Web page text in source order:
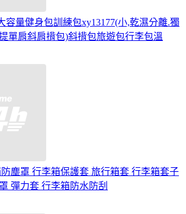
容量健身包訓練包xy13177(小,乾濕分離.獨
單肩斜肩揹包)斜揹包旅遊包行李包溫
塵罩 行李箱保護套 旅行箱套 行李箱套子
彈力套 行李箱防水防刮